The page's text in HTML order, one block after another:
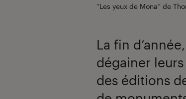
“Les yeux de Mona” de
La fin
dégainer
des éditions